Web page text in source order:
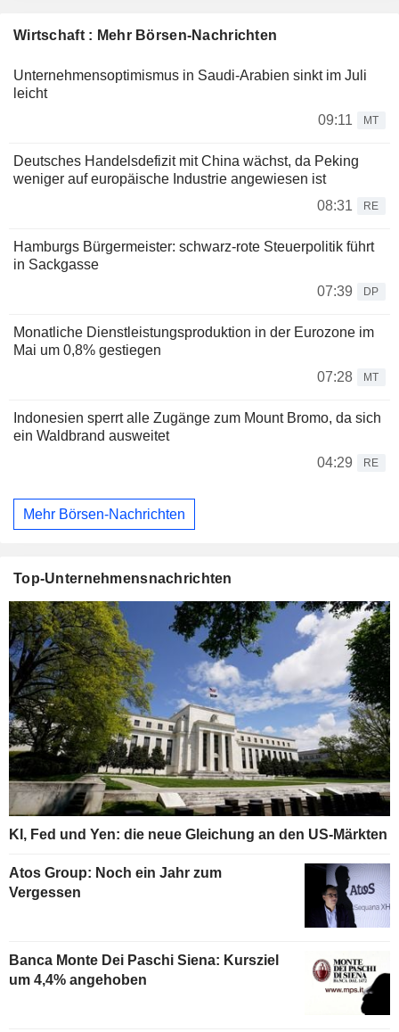
Wirtschaft : Mehr Börsen-Nachrichten
Unternehmensoptimismus in Saudi-Arabien sinkt im Juli
leicht
09:11
MT
Deutsches Handelsdefizit mit China wächst, da Peking
weniger auf europäische Industrie angewiesen ist
08:31
RE
Hamburgs Bürgermeister: schwarz-rote Steuerpolitik führt
in Sackgasse
07:39
DP
Monatliche Dienstleistungsproduktion in der Eurozone im
Mai um 0,8% gestiegen
07:28
MT
Indonesien sperrt alle Zugänge zum Mount Bromo, da sich
ein Waldbrand ausweitet
04:29
RE
Mehr Börsen-Nachrichten
Top-Unternehmensnachrichten
KI, Fed und Yen: die neue Gleichung an den US-Märkten
Atos Group: Noch ein Jahr zum
Vergessen
Banca Monte Dei Paschi Siena: Kursziel
um 4,4% angehoben